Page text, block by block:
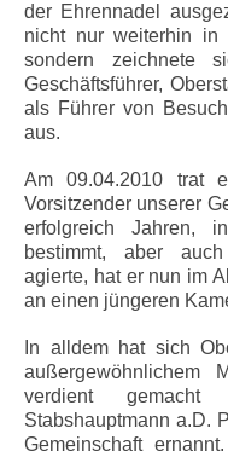
der Ehrennadel
nicht nur weiterhin in
sondern zeichnete
Geschäftsführer,
als Führer von
aus.
Am 09.04.2010 trat
Vorsitzender unserer
erfolgreich Jahren,
bestimmt, aber
agierte, hat er nun im
an einen jüngeren
In alldem hat sich
außergewöhnlichem
verdient
Stabshauptmann a.D.
Gemeinschaft